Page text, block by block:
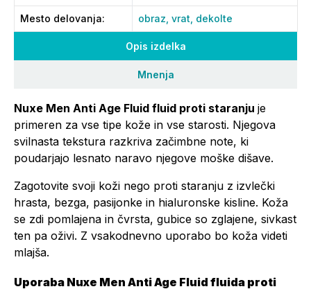
Opis izdelka
Mnenja
Nuxe Men Anti Age Fluid fluid proti staranju je
primeren za vse tipe kože in vse starosti. Njegova
svilnasta tekstura razkriva začimbne note, ki
poudarjajo lesnato naravo njegove moške dišave.
Zagotovite svoji koži nego proti staranju z izvlečki
hrasta, bezga, pasijonke in hialuronske kisline. Koža
se zdi pomlajena in čvrsta, gubice so zglajene, sivkast
ten pa oživi. Z vsakodnevno uporabo bo koža videti
mlajša.
Uporaba Nuxe Men Anti Age Fluid fluida proti
Mesto delovanja: obraz, vrat, dekolte